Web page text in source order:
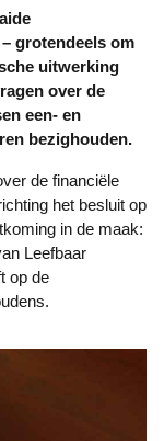
grotendeels om
uitwerking
over de
een- en
bezighouden.
het besluit op
in de maak:
Leefbaar
op de